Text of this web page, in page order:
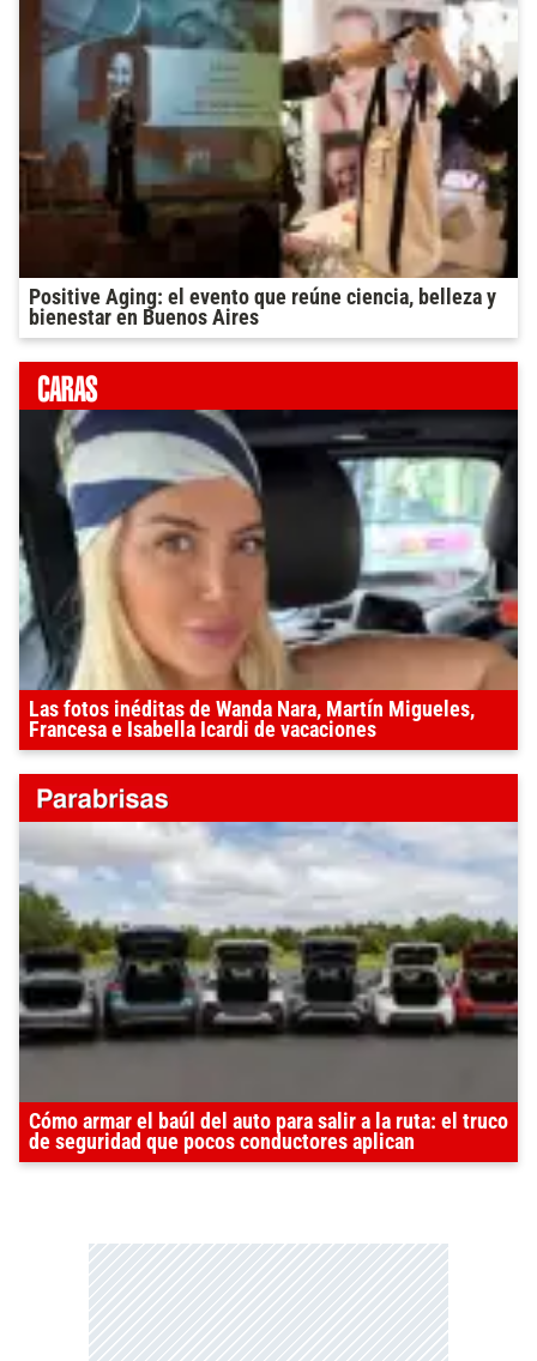
Positive Aging: el evento que reúne ciencia, belleza y
bienestar en Buenos Aires
Las fotos inéditas de Wanda Nara, Martín Migueles,
Francesa e Isabella Icardi de vacaciones
Cómo armar el baúl del auto para salir a la ruta: el truco
de seguridad que pocos conductores aplican